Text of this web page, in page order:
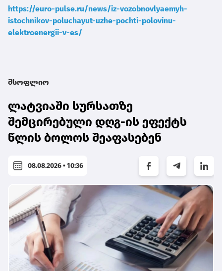
https://euro-pulse.ru/news/iz-vozobnovlyaemyh-
istochnikov-poluchayut-uzhe-pochti-polovinu-
elektroenergii-v-es/
მსოფლიო
ლატვიაში სურსათზე
შემცირებული დღგ-ის ეფექტს
წლის ბოლოს შეაფასებენ
08.08.2026 • 10:36